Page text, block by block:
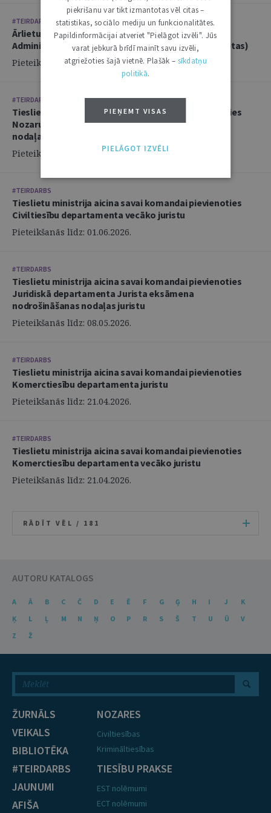
#TEIRDARBS
Ārlietu ministrija aicina savā komandā pievienoties
Administratīvi tiesiskās nodaļas juristu (2 amata vietas)
Pieteikšanās līdz: 14.06.2026.
#TEIRDARBS
Tieslietu ministrija aicina savai komandai pievienoties
Nozaru politikas departamenta Politikas izstrādes
nodaļas juristu
Pieteikšanās līdz: 02.06.2026.
#TEIRDARBS
Tieslietu ministrija aicina savai komandai pievienoties
Civiltiesību departamenta vecāko juristu
Pieteikšanās līdz: 01.06.2026.
#TEIRDARBS
Tieslietu ministrija aicina savai komandai pievienoties
Juridiskā departamenta Jurista eksāmena
nodrošināšanas nodaļas juristu
Pieteikšanās līdz: 08.05.2026.
#TEIRDARBS
Tieslietu ministrija aicina savai komandai pievienoties
Komerctiesību departamenta juristu
Pieteikšanās līdz: 21.04.2026.
#TEIRDARBS
Tieslietu ministrija aicina savai komandai pievienoties
Komerctiesību departamenta vecāko juristu
Pieteikšanās līdz: 21.04.2026.
RĀDĪT VĒL / 181
AUTORU KATALOGS
A Ā B C Č D E Ē F G Ģ H I J
K
Ķ
L Ļ M N Ņ O P R S Š T U Ū
V
Z
Ž
ŽURNĀLS
VEIKALS
BIBLIOTĒKA
#TEIRDARBS
JAUNUMI
AFIŠA
NOZARES
Civiltiesības
Krimināltiesības
TIESĪBU PRAKSE
EST nolēmumi
ECT nolēmumi
piekrišanu var tikt izmantotas vēl citas –
statistikas, sociālo mediju un funkcionalitātes.
Papildinformācijai atveriet "Pielāgot izvēli". Jūs
varat jebkurā brīdī mainīt savu izvēli,
atgriežoties šajā vietnē. Plašāk – sīkdatņu
politikā.
PIEŅEMT VISAS
PIELĀGOT IZVĒLI